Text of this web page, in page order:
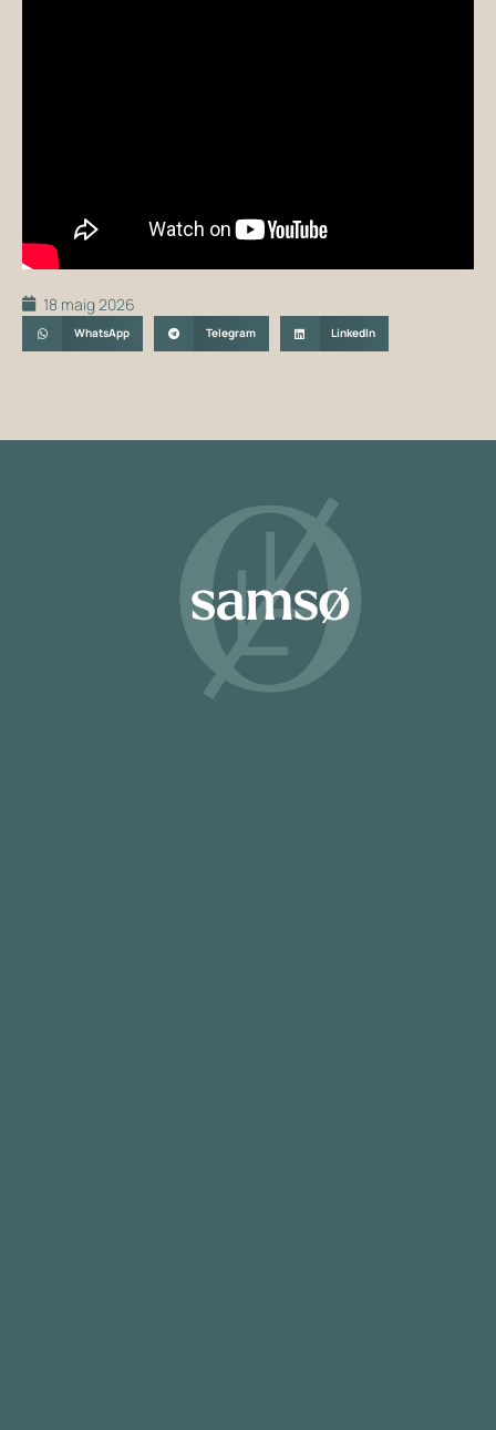
18 maig 2026
WhatsApp Telegram LinkedIn